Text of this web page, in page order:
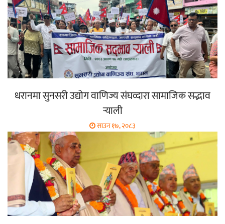
धरानमा सुनसरी उद्योग वाणिज्य संघव्दारा सामाजिक सद्भाव
र्‍याली
साउन १७, २०८३